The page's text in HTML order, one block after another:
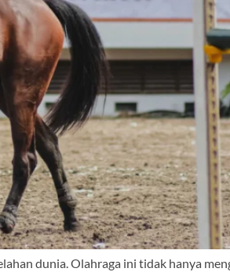
dunia. Olahraga ini tidak hanya